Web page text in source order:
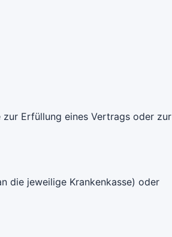
Erfüllung eines Vertrags oder zur
die jeweilige Krankenkasse) oder